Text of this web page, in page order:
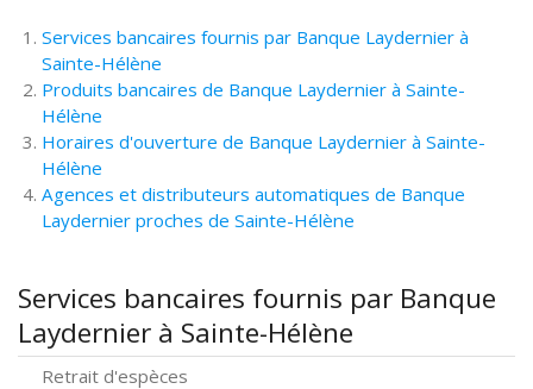
Services bancaires fournis par Banque Laydernier à
Sainte-Hélène
Produits bancaires de Banque Laydernier à Sainte-
Hélène
Horaires d'ouverture de Banque Laydernier à Sainte-
Hélène
Agences et distributeurs automatiques de Banque
Laydernier proches de Sainte-Hélène
Services bancaires fournis par Banque
Laydernier à Sainte-Hélène
Retrait d'espèces